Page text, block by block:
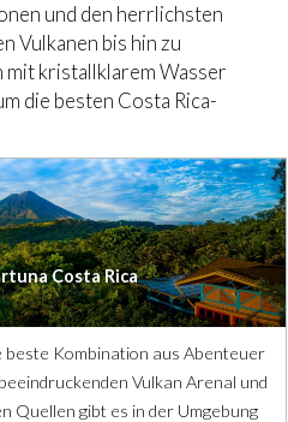
und den herrlichsten
Vulkanen bis hin zu
mit kristallklarem Wasser
die besten Costa Rica-
Costa Rica
beste Kombination aus Abenteuer
Vulkan Arenal und
Quellen gibt es in der Umgebung